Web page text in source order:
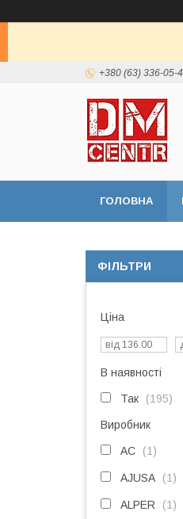
+380 (63) 336-05-
ГОЛОВНА
ФІЛЬТРИ
Ціна
В наявності
Так 195
Виробник
AC 1
AJUSA 1
ALPER 1